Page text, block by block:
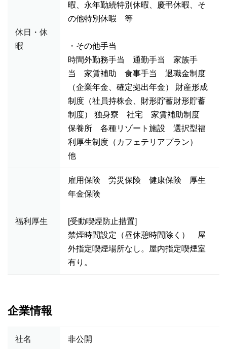
休日・休
暇
暇、永年勤続特別休暇、慶弔休暇、そ
の他特別休暇 等
・その他手当
時間外勤務手当 通勤手当 家族手
当 家賃補助 食事手当 退職金制度
（企業年金、確定拠出年金） 財産形成
制度（社員持株会、財形貯蓄財形貯蓄
制度） 独身寮 社宅 家賃補助制度
保養所 各種リゾート施設 選択型福
利厚生制度（カフェテリアプラン）
他
福利厚生
雇用保険 労災保険 健康保険 厚生
年金保険
[受動喫煙防止措置]
禁煙時間設定（昼休憩時間除く） 屋
外指定喫煙場所なし。屋内指定喫煙室
有り。
企業情報
社名 非公開